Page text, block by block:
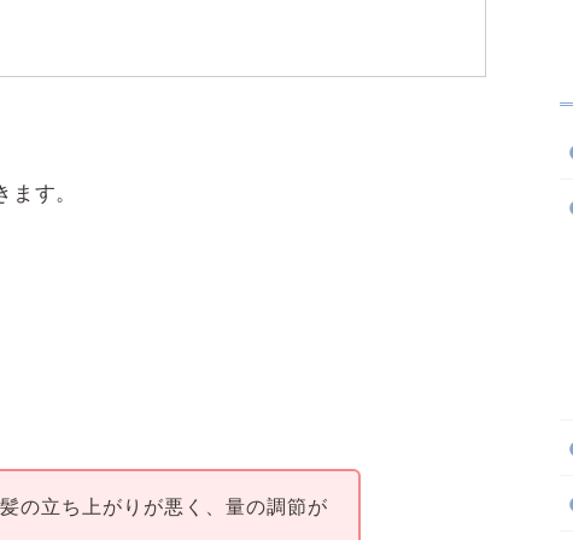
す。
の立ち上がりが悪く、量の調節が